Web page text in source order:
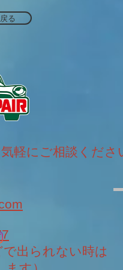
る
で出られない時は
軽にご相談くださ